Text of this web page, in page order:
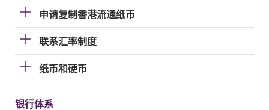
申请复制香港流通纸币
联系汇率制度
纸币和硬币
银行体系